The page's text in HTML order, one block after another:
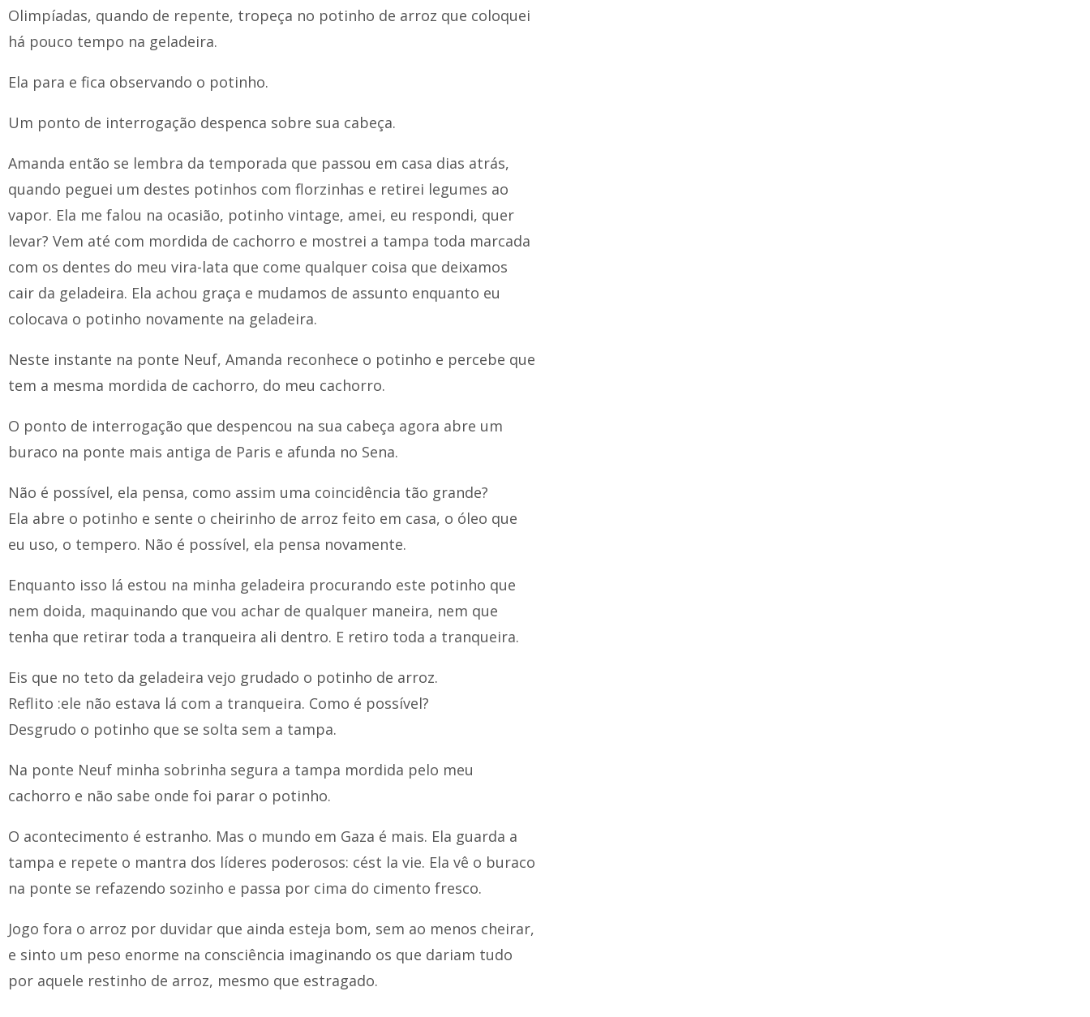
Olimpíadas, quando de repente, tropeça no potinho de arroz que coloquei
há pouco tempo na geladeira.
Ela para e fica observando o potinho.
Um ponto de interrogação despenca sobre sua cabeça.
Amanda então se lembra da temporada que passou em casa dias atrás,
quando peguei um destes potinhos com florzinhas e retirei legumes ao
vapor. Ela me falou na ocasião, potinho vintage, amei, eu respondi, quer
levar? Vem até com mordida de cachorro e mostrei a tampa toda marcada
com os dentes do meu vira-lata que come qualquer coisa que deixamos
cair da geladeira. Ela achou graça e mudamos de assunto enquanto eu
colocava o potinho novamente na geladeira.
Neste instante na ponte Neuf, Amanda reconhece o potinho e percebe que
tem a mesma mordida de cachorro, do meu cachorro.
O ponto de interrogação que despencou na sua cabeça agora abre um
buraco na ponte mais antiga de Paris e afunda no Sena.
Não é possível, ela pensa, como assim uma coincidência tão grande?
Ela abre o potinho e sente o cheirinho de arroz feito em casa, o óleo que
eu uso, o tempero. Não é possível, ela pensa novamente.
Enquanto isso lá estou na minha geladeira procurando este potinho que
nem doida, maquinando que vou achar de qualquer maneira, nem que
tenha que retirar toda a tranqueira ali dentro. E retiro toda a tranqueira.
Eis que no teto da geladeira vejo grudado o potinho de arroz.
Reflito :ele não estava lá com a tranqueira. Como é possível?
Desgrudo o potinho que se solta sem a tampa.
Na ponte Neuf minha sobrinha segura a tampa mordida pelo meu
cachorro e não sabe onde foi parar o potinho.
O acontecimento é estranho. Mas o mundo em Gaza é mais. Ela guarda a
tampa e repete o mantra dos líderes poderosos: cést la vie. Ela vê o buraco
na ponte se refazendo sozinho e passa por cima do cimento fresco.
Jogo fora o arroz por duvidar que ainda esteja bom, sem ao menos cheirar,
e sinto um peso enorme na consciência imaginando os que dariam tudo
por aquele restinho de arroz, mesmo que estragado.